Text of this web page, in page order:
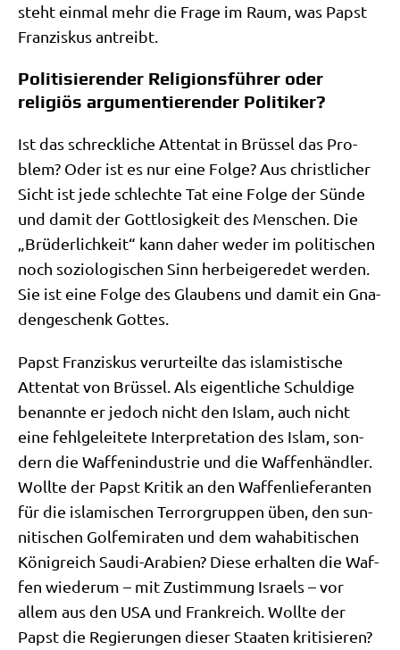
steht ein­mal mehr die Fra­ge im Raum, was Papst
Fran­zis­kus antreibt.
Politisierender Religionsführer oder
religiös argumentierender Politiker?
Ist das schreck­li­che Atten­tat in Brüs­sel das Pro­
blem? Oder ist es nur eine Fol­ge? Aus christ­li­cher
Sicht ist jede schlech­te Tat eine Fol­ge der Sün­de
und damit der Gott­lo­sig­keit des Men­schen. Die
„Brü­der­lich­keit“ kann daher weder im poli­ti­schen
noch sozio­lo­gi­schen Sinn her­bei­ge­re­det wer­den.
Sie ist eine Fol­ge des Glau­bens und damit ein Gna­
den­ge­schenk Gottes.
Papst Fran­zis­kus ver­ur­teil­te das isla­mi­sti­sche
Atten­tat von Brüs­sel. Als eigent­li­che Schul­di­ge
benann­te er jedoch nicht den Islam, auch nicht
eine fehl­ge­lei­te­te Inter­pre­ta­ti­on des Islam, son­
dern die Waf­fen­in­du­strie und die Waf­fen­händ­ler.
Woll­te der Papst Kri­tik an den Waf­fen­lie­fe­ran­ten
für die isla­mi­schen Ter­ror­grup­pen üben, den sun­
ni­ti­schen Golf­emi­ra­ten und dem waha­bi­ti­schen
König­reich Sau­di-Ara­bi­en? Die­se erhal­ten die Waf­
fen wie­der­um – mit Zustim­mung Isra­els – vor
allem aus den USA und Frank­reich. Woll­te der
Papst die Regie­run­gen die­ser Staa­ten kri­ti­sie­ren?